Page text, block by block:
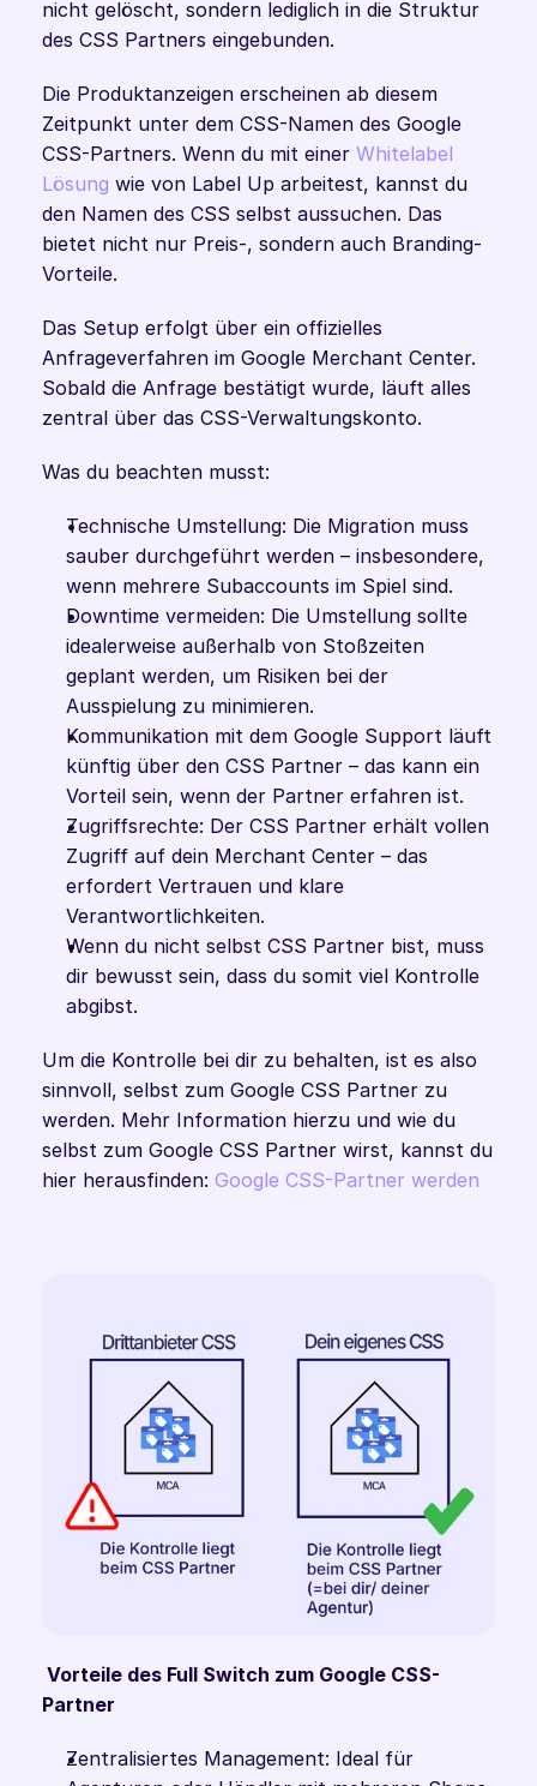
nicht gelöscht, sondern lediglich in die Struktur
des CSS Partners eingebunden.
Die Produktanzeigen erscheinen ab diesem
Zeitpunkt unter dem CSS-Namen des Google
CSS-Partners. Wenn du mit einer Whitelabel
Lösung wie von Label Up arbeitest, kannst du
den Namen des CSS selbst aussuchen. Das
bietet nicht nur Preis-, sondern auch Branding-
Vorteile.
Das Setup erfolgt über ein offizielles
Anfrageverfahren im Google Merchant Center.
Sobald die Anfrage bestätigt wurde, läuft alles
zentral über das CSS-Verwaltungskonto.
Was du beachten musst:
Technische Umstellung: Die Migration muss
sauber durchgeführt werden – insbesondere,
wenn mehrere Subaccounts im Spiel sind.
Downtime vermeiden: Die Umstellung sollte
idealerweise außerhalb von Stoßzeiten
geplant werden, um Risiken bei der
Ausspielung zu minimieren.
Kommunikation mit dem Google Support läuft
künftig über den CSS Partner – das kann ein
Vorteil sein, wenn der Partner erfahren ist.
Zugriffsrechte: Der CSS Partner erhält vollen
Zugriff auf dein Merchant Center – das
erfordert Vertrauen und klare
Verantwortlichkeiten.
Wenn du nicht selbst CSS Partner bist, muss
dir bewusst sein, dass du somit viel Kontrolle
abgibst.
Um die Kontrolle bei dir zu behalten, ist es also
sinnvoll, selbst zum Google CSS Partner zu
werden. Mehr Information hierzu und wie du
selbst zum Google CSS Partner wirst, kannst du
hier herausfinden: Google CSS-Partner werden
Vorteile des Full Switch zum Google CSS-
Partner
Zentralisiertes Management: Ideal für